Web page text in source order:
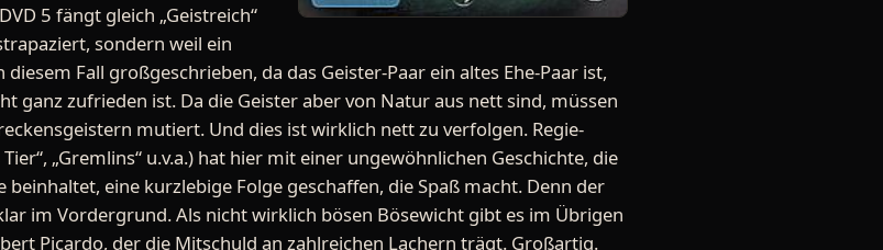
5 fängt gleich „Geistreich“
sondern weil ein
Fall großgeschrieben, da das Geister-Paar ein altes Ehe-Paar ist,
ganz zufrieden ist. Da die Geister aber von Natur aus nett sind, müssen
mutiert. Und dies ist wirklich nett zu verfolgen. Regie-
„Gremlins“ u.v.a.) hat hier mit einer ungewöhnlichen Geschichte, die
eine kurzlebige Folge geschaffen, die Spaß macht. Denn der
im Vordergrund. Als nicht wirklich bösen Bösewicht gibt es im Übrigen
Picardo, der die Mitschuld an zahlreichen Lachern trägt. Großartig.